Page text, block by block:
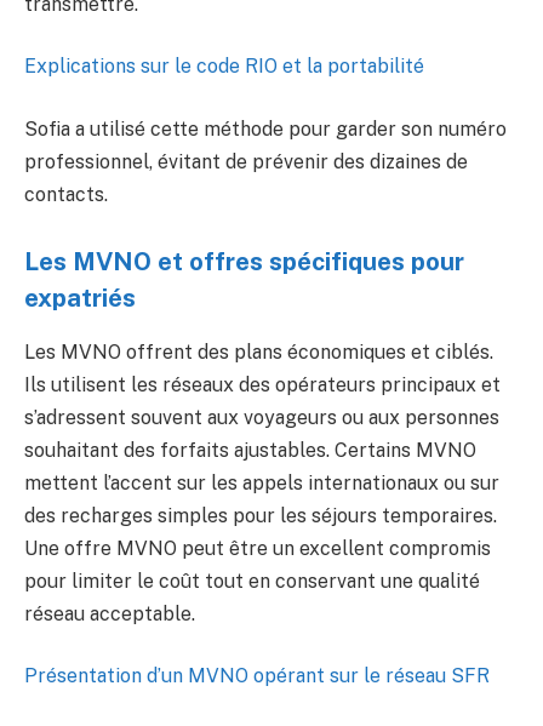
Explications sur le code RIO et la portabilité
Sofia a utilisé cette méthode pour garder son numéro
professionnel, évitant de prévenir des dizaines de
contacts.
Les MVNO et offres spécifiques pour
expatriés
Les MVNO offrent des plans économiques et ciblés.
Ils utilisent les réseaux des opérateurs principaux et
s’adressent souvent aux voyageurs ou aux personnes
souhaitant des forfaits ajustables. Certains MVNO
mettent l’accent sur les appels internationaux ou sur
des recharges simples pour les séjours temporaires.
Une offre MVNO peut être un excellent compromis
pour limiter le coût tout en conservant une qualité
réseau acceptable.
Présentation d’un MVNO opérant sur le réseau SFR